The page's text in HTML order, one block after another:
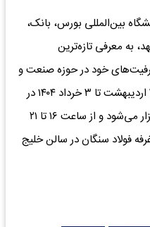
بین‌المللی بورس، بانک،
به معرفی تازه‌ترین
خود در حوزه صنعت و
معدن می‌پردازد. این نمایشگاه از ۳۱ اردیبهشت تا ۳ خرداد ۱۴۰۴ در
محل نمایشگاه بین‌المللی مشهد برگزار می‌شود و از ساعت ۱۶ تا ۲۱
فولاد سنگان در سالن خلیج